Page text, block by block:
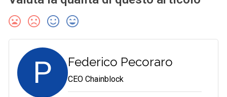
P Federico Pecoraro
CEO Chainblock